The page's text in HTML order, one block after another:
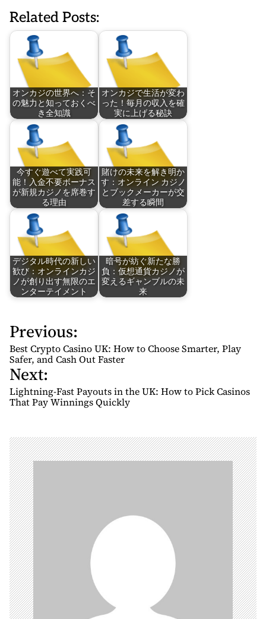
Related Posts:
オンカジの世界へ：そ
の魅力と知っておくべ
き全知識
オンカジで生活が変わ
った！毎月の収入を確
実に上げる秘訣
今すぐ遊べて実践可
能！入金不要ボーナス
が新規カジノを席巻す
る理由
賭けの未来を解き明か
す：オンライン カジノ
とブックメーカーが交
差する瞬間
デジタル時代の新しい
歓び：オンラインカジ
ノが創り出す無限のエ
ンターテイメント
暗号が紡ぐ新たな勝
負：仮想通貨カジノが
変えるギャンブルの未
来
P
o
s
t
n
a
i
g
a
t
i
o
n
Previous:
Best Crypto Casino UK: How to Choose Smarter, Play
Safer, and Cash Out Faster
Next:
Lightning-Fast Payouts in the UK: How to Pick Casinos
That Pay Winnings Quickly